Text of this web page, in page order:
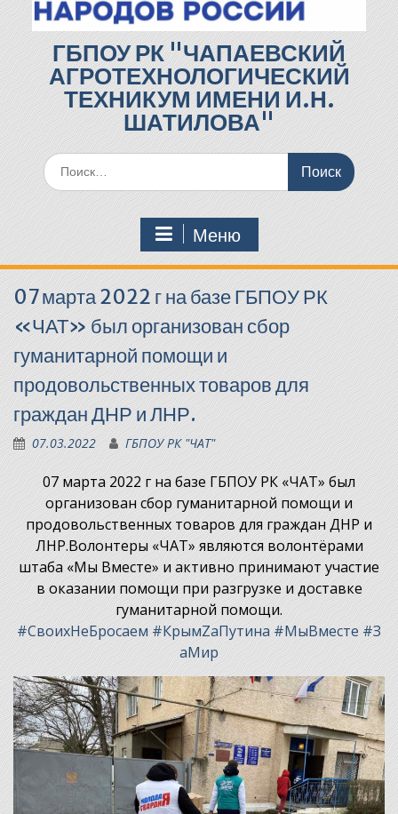
ГБПОУ РК "ЧАПАЕВСКИЙ
АГРОТЕХНОЛОГИЧЕСКИЙ
ТЕХНИКУМ ИМЕНИ И.Н.
ШАТИЛОВА"
Поиск
по:
Меню
07 марта 2022 г на базе ГБПОУ РК
«ЧАТ» был организован сбор
гуманитарной помощи и
продовольственных товаров для
граждан ДНР и ЛНР.
07.03.2022 ГБПОУ РК "ЧАТ"
07 марта 2022 г на базе ГБПОУ РК «ЧАТ» был
организован сбор гуманитарной помощи и
продовольственных товаров для граждан ДНР и
ЛНР.Волонтеры «ЧАТ» являются волонтёрами
штаба «Мы Вместе» и активно принимают участие
в оказании помощи при разгрузке и доставке
гуманитарной помощи.
#СвоихНеБросаем#КрымZaПутина #МыВместе #З
аМир